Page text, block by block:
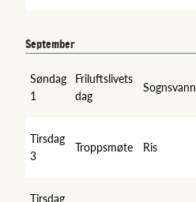
September
Søndag
1
Friluftslivets
dag
Sognsvann
Tirsdag
3
Troppsmøte Ris
Tirsdag